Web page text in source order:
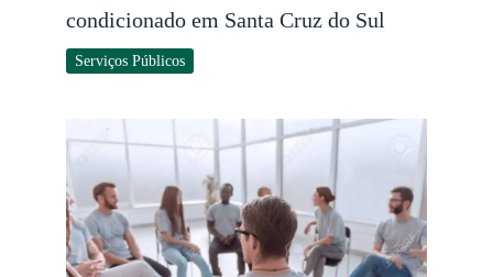
condicionado em Santa Cruz do Sul
Serviços Públicos